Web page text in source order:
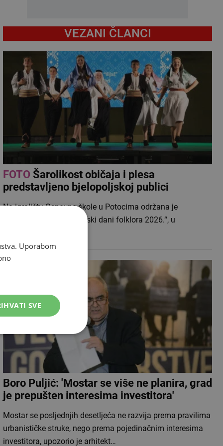
VEZANI ČLANCI
FOTOŠarolikost običaja i plesa
predstavljeno bjelopoljskoj publici
Na igralištu Osnovne škole u Potocima održana je
svečanost „12. bjelopoljski dani folklora 2026.“, u
Boro Puljić: 'Mostar se više ne planira, grad
je prepušten interesima investitora'
Mostar se posljednjih desetljeća ne razvija prema pravilima
urbanističke struke, nego prema pojedinačnim interesima
investitora, upozorio je arhitekt…
Uporabom
SVE